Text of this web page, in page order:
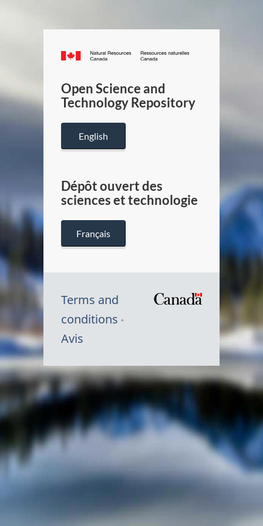
Canada.ca
/
Canada
Open Science and
Technology Repository
English
Dépôt ouvert des
sciences et technologie
Français
Terms and
conditions
Avis
Symbole
du
Canada